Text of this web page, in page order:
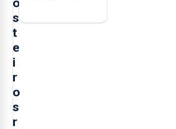
s
t
e
i
r
o
s
r